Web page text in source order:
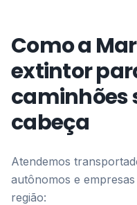
Como a
extintor
caminhões
cabeça
Atendemos
autônomos e
região: